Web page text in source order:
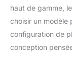
haut de gamme,
choisir un modèle
configuration de
conception